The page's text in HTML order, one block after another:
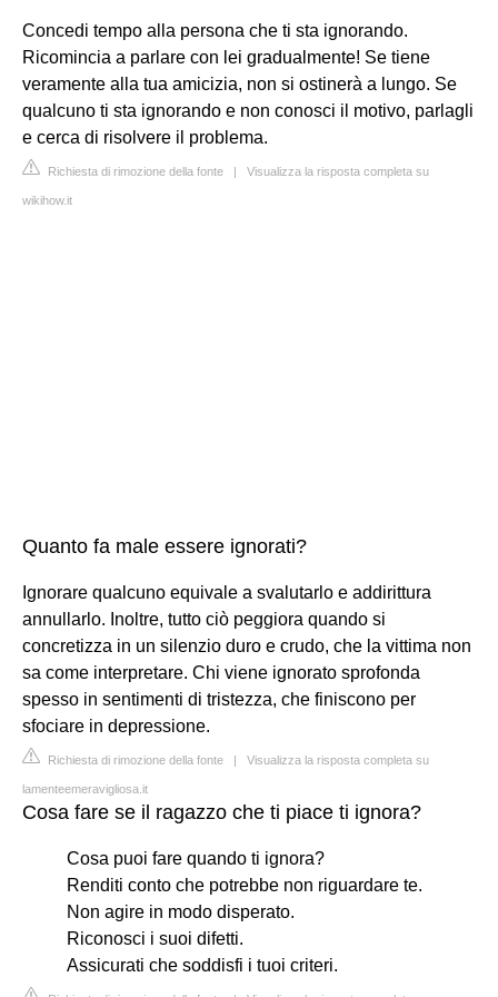
Concedi tempo alla persona che ti sta ignorando.
Ricomincia a parlare con lei gradualmente! Se tiene
veramente alla tua amicizia, non si ostinerà a lungo. Se
qualcuno ti sta ignorando e non conosci il motivo, parlagli
e cerca di risolvere il problema.
Richiesta di rimozione della fonte | Visualizza la risposta completa su
wikihow.it
Quanto fa male essere ignorati?
Ignorare qualcuno equivale a svalutarlo e addirittura
annullarlo. Inoltre, tutto ciò peggiora quando si
concretizza in un silenzio duro e crudo, che la vittima non
sa come interpretare. Chi viene ignorato sprofonda
spesso in sentimenti di tristezza, che finiscono per
sfociare in depressione.
Richiesta di rimozione della fonte | Visualizza la risposta completa su
lamenteemeravigliosa.it
Cosa fare se il ragazzo che ti piace ti ignora?
Cosa puoi fare quando ti ignora?
Renditi conto che potrebbe non riguardare te.
Non agire in modo disperato.
Riconosci i suoi difetti.
Assicurati che soddisfi i tuoi criteri.